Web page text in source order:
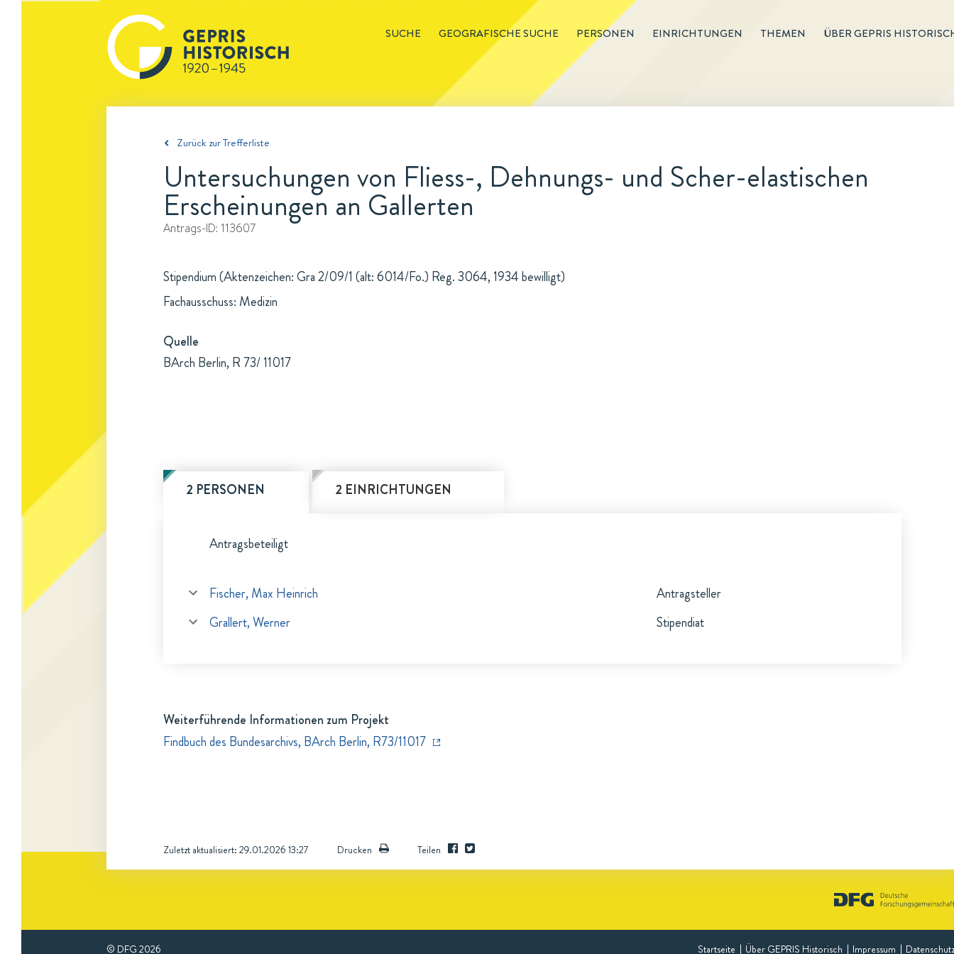
SUCHE GEOGRAFISCHE SUCHE PERSONEN EINRICHTUNGEN THEMEN ÜBER GEPRIS
Zurück zur Trefferliste
Untersuchungen von Fliess-, Dehnungs- und Scher-elastischen
Erscheinungen an Gallerten
Antrags-ID: 113607
Stipendium (Aktenzeichen: Gra 2/09/1 (alt: 6014/Fo.) Reg. 3064, 1934 bewilligt)
Fachausschuss: Medizin
Quelle
BArch Berlin, R 73/ 11017
2 PERSONEN 2 EINRICHTUNGEN
Antragsbeteiligt
Fischer, Max Heinrich
Antragsteller
Grallert, Werner
Stipendiat
Weiterführende Informationen zum Projekt
Findbuch des Bundesarchivs, BArch Berlin, R73/11017
Zuletzt aktualisiert: 29.01.2026 13:27 Drucken Teilen
© DFG 2026 Startseite Über GEPRIS Historisch Impressum Datenschutz